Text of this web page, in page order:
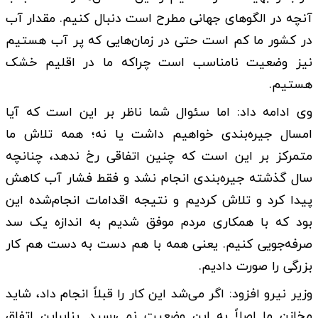
آنچه در الگوهای جهانی مطرح است دنبال کنیم. مقدار آب
در کشور ما کم است حتی در زمان‌هایی که پر آب هستیم
نیز وضعیت نامناسب است چراکه ما در اقلیم خشک
هستیم.
وی ادامه داد: اما سئوال شما ناظر بر این است که آیا
امسال جیره‌بندی خواهیم داشت یا نه؛ همه تلاش ما
متمرکز بر این است که چنین اتفاقی رخ ندهد، چنانچه
سال گذشته جیره‌بندی انجام نشد و فقط فشار آب کاهش
پیدا کرد و تلاش کردیم و نتیجه اقدامات انجام‌شده این
بود که با همکاری مردم موفق شدیم به اندازه یک سد
صرفه‌جویی کنیم. یعنی همه با هم دست به دست هم کار
بزرگی را صورت دادیم.
وزیر نیرو افزود: اگر می‌شد این کار را قبلاً انجام داد، شاید